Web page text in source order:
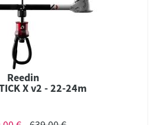
Reedin
X v2 - 22-24m